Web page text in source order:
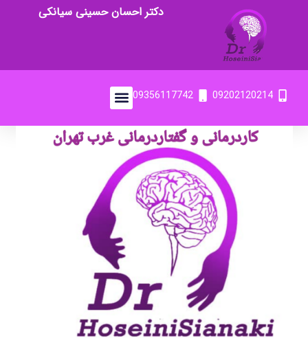
دکتر احسان حسینی سیانکی
09202120214
09356117742